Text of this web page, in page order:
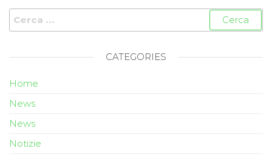
CATEGORIES
Home
News
News
Notizie